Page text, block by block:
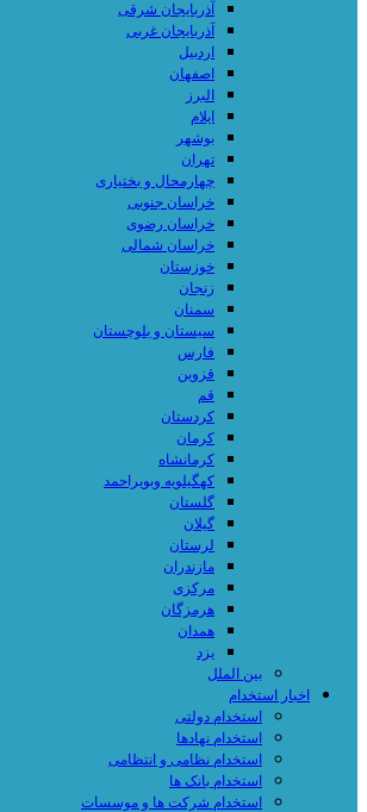
آذربایجان شرقی
آذربایجان غربی
اردبیل
اصفهان
البرز
ایلام
بوشهر
تهران
چهارمحال و بختیاری
خراسان جنوبی
خراسان رضوی
خراسان شمالی
خوزستان
زنجان
سمنان
سیستان و بلوچستان
فارس
قزوین
قم
کردستان
کرمان
کرمانشاه
کهگیلویه وبویراحمد
گلستان
گیلان
لرستان
مازندران
مرکزی
هرمزگان
همدان
یزد
بین الملل
اخبار استخدام
استخدام دولتی
استخدام نهادها
استخدام نظامی و انتظامی
استخدام بانک ها
استخدام شرکت ها و موسسات